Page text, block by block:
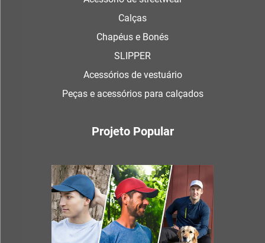
Calças
Chapéus e Bonés
SLIPPER
Acessórios de vestuário
Peças e acessórios para calçados
Projeto Popular